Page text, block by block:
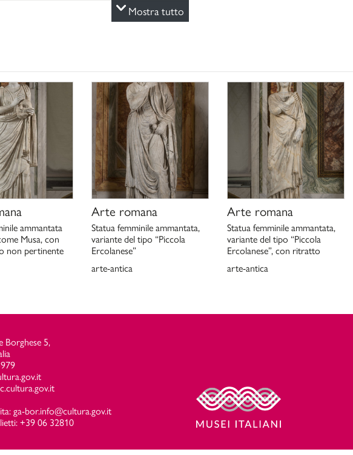
Venere vincitrice: La Sala di Paolina
Borghese, Roma 2003, p. 157, n. 124.
G. Ciccarello 2021
Mostra tutto
ammantata
Musa, con
non pertinente
Arte romana
Statua femminile ammantata,
variante del tipo “Piccola
Ercolanese”
arte-antica
Arte romana
Statua femminile ammantata,
variante del tipo “Piccola
Ercolanese”, con ritratto
arte-antica
Borghese 5,
ga-bor.info@cultura.gov.it
+39 06 32810